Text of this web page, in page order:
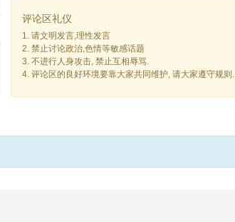
评论区礼仪
1. 请文明发言,理性发言
2. 禁止讨论政治,色情等敏感话题
3. 不进行人身攻击, 禁止互相辱骂.
4. 评论区的良好环境要靠大家共同维护, 请大家遵守规则.